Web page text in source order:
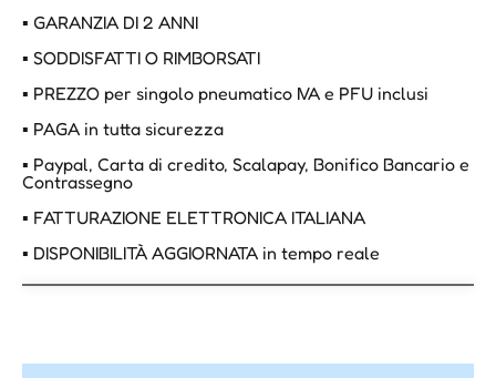
▪ GARANZIA DI 2 ANNI
▪ SODDISFATTI O RIMBORSATI
▪ PREZZO per singolo pneumatico IVA e PFU inclusi
▪ PAGA in tutta sicurezza
▪ Paypal, Carta di credito, Scalapay, Bonifico Bancario e
Contrassegno
▪ FATTURAZIONE ELETTRONICA ITALIANA
▪ DISPONIBILITÀ AGGIORNATA in tempo reale